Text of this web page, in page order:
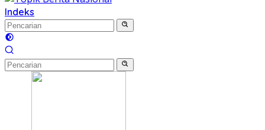
Indeks